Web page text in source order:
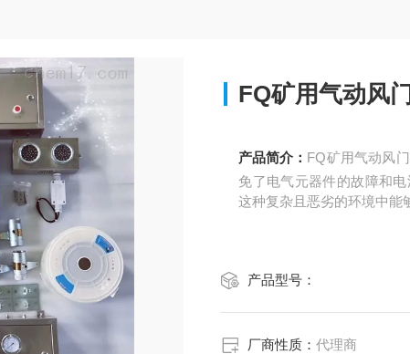
FQ矿用气动风
产品简介： FQ矿用气动风
免了电气元器件的故障和
这种复杂且恶劣的环境中能
产品型号：
厂商性质：代理商